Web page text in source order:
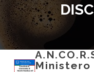
Ministero